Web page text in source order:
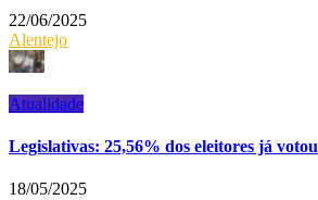
22/06/2025
Alentejo
Atualidade
Legislativas: 25,56% dos eleitores já votou
18/05/2025